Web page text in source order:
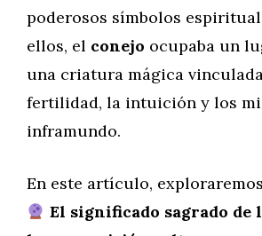
poderosos símbolos
ellos, el conejo ocupaba un
una criatura mágica
fertilidad, la intuición y los
inframundo.
En este artículo,
El significado sagrado de